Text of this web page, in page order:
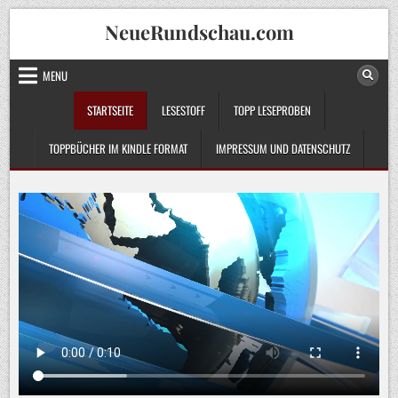
Skip
to
content
NeueRundschau.com
MENU
STARTSEITE
LESESTOFF TOPP LESEPROBEN
TOPPBÜCHER IM KINDLE FORMAT IMPRESSUM UND DATENSCHUTZ